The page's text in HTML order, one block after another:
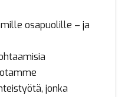
osapuolille – ja
jonka